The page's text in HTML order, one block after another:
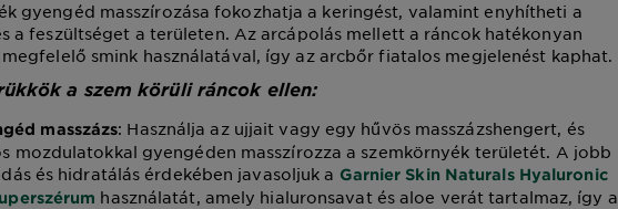
gyengéd masszírozása fokozhatja a keringést, valamint enyhítheti a
a feszültséget a területen. Az arcápolás mellett a ráncok hatékonyan
smink használatával, így az arcbőr fiatalos megjelenést kaphat.
a szem körüli ráncok ellen:
masszázs: Használja az ujjait vagy egy hűvös masszázshengert, és
mozdulatokkal gyengéden masszírozza a szemkörnyék területét. A jobb
és hidratálás érdekében javasoljuk a Garnier Skin Naturals Hyaluronic
használatát, amely hialuronsavat és aloe verát tartalmaz, így a